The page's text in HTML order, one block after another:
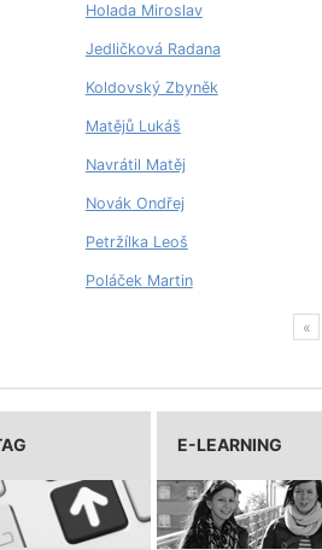
Holada Miroslav
Jedličková Radana
Koldovský Zbyněk
Matějů Lukáš
Navrátil Matěj
Novák Ondřej
Petržílka Leoš
Poláček Martin
«
E-LEARNING